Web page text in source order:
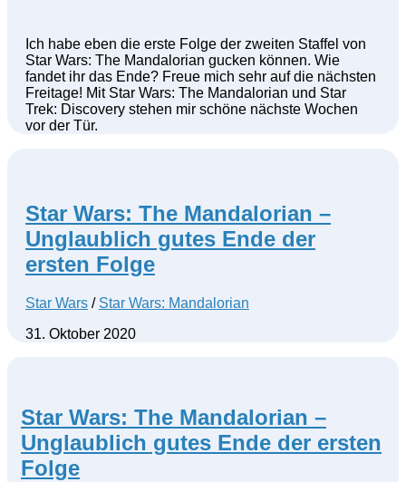
Ich habe eben die erste Folge der zweiten Staffel von
Star Wars: The Mandalorian gucken können. Wie
fandet ihr das Ende? Freue mich sehr auf die nächsten
Freitage! Mit Star Wars: The Mandalorian und Star
Trek: Discovery stehen mir schöne nächste Wochen
vor der Tür.
Star Wars: The Mandalorian –
Unglaublich gutes Ende der
ersten Folge
Star Wars / Star Wars: Mandalorian
31. Oktober 2020
Star Wars: The Mandalorian –
Unglaublich gutes Ende der ersten
Folge